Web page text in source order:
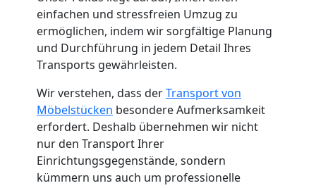
einfachen und stressfreien Umzug zu
ermöglichen, indem wir sorgfältige Planung
und Durchführung in jedem Detail Ihres
Transports gewährleisten.
Wir verstehen, dass derTransport von
Möbelstücken besondere Aufmerksamkeit
erfordert. Deshalb übernehmen wir nicht
nur den Transport Ihrer
Einrichtungsgegenstände, sondern
kümmern uns auch um professionelle
Wiener
Neustadt
Firmenumzug
Wiener